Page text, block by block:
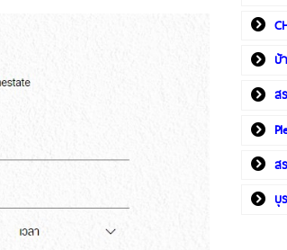
บ้
ส
ส
บุ